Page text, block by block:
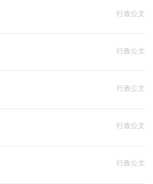
行政公文
行政公文
行政公文
行政公文
行政公文